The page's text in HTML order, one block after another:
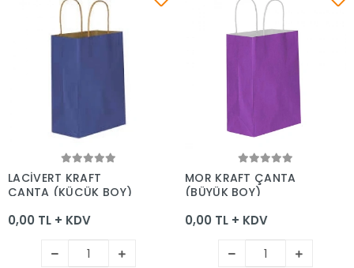
Sepete Ekle
LACİVERT KRAFT
ÇANTA (KÜÇÜK BOY)
0,00 TL + KDV
Sepete Ekle
MOR KRAFT ÇANTA
(BÜYÜK BOY)
0,00 TL + KDV